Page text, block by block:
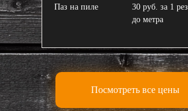
Паз на пиле
30 руб. за 1 рез
до метра
Посмотреть все цены